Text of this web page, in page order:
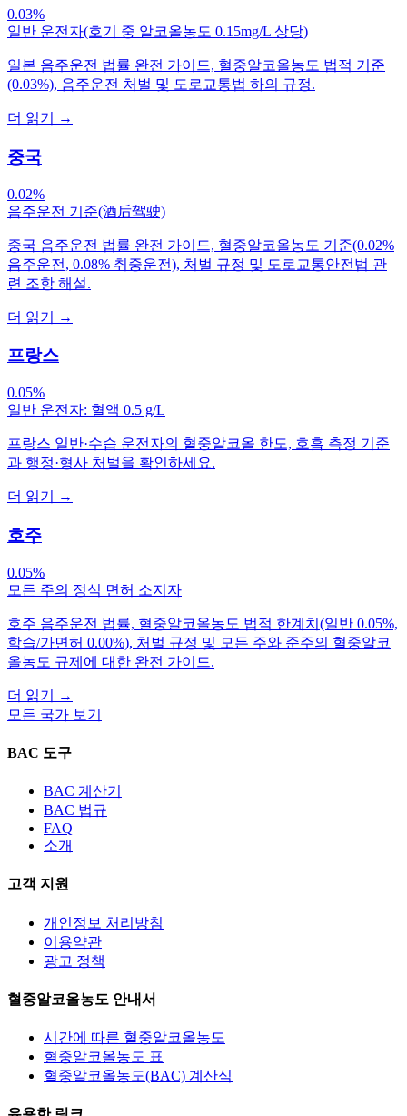
0.03%
일반 운전자(호기 중 알코올농도 0.15mg/L 상당)
일본 음주운전 법률 완전 가이드, 혈중알코올농도 법적 기준
(0.03%), 음주운전 처벌 및 도로교통법 하의 규정.
더 읽기 →
중국
0.02%
음주운전 기준(酒后驾驶)
중국 음주운전 법률 완전 가이드, 혈중알코올농도 기준(0.02%
음주운전, 0.08% 취중운전), 처벌 규정 및 도로교통안전법 관
련 조항 해설.
더 읽기 →
프랑스
0.05%
일반 운전자: 혈액 0.5 g/L
프랑스 일반·수습 운전자의 혈중알코올 한도, 호흡 측정 기준
과 행정·형사 처벌을 확인하세요.
더 읽기 →
호주
0.05%
모든 주의 정식 면허 소지자
호주 음주운전 법률, 혈중알코올농도 법적 한계치(일반 0.05%,
학습/가면허 0.00%), 처벌 규정 및 모든 주와 준주의 혈중알코
올농도 규제에 대한 완전 가이드.
더 읽기
→
모든 국가 보기
BAC 도구
BAC 계산기
BAC 법규
FAQ
소개
고객 지원
개인정보 처리방침
이용약관
광고 정책
혈중알코올농도 안내서
시간에 따른 혈중알코올농도
혈중알코올농도 표
혈중알코올농도(BAC) 계산식